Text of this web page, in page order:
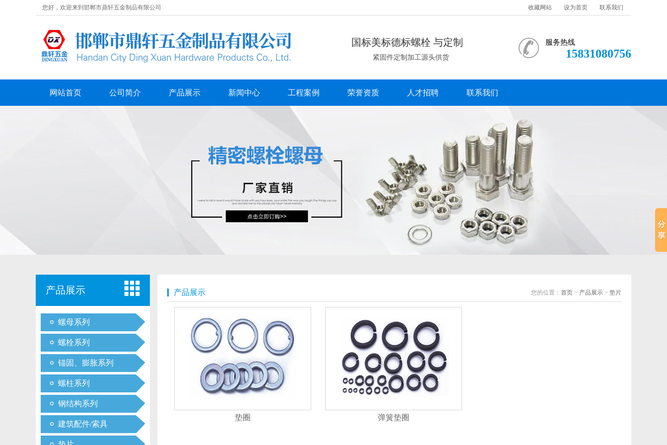
您好，欢迎来到邯郸市鼎轩五金制品有限公司 收藏网站 设为首页 联系我们
国标美标德标螺栓 与定制
紧固件定制加工源头供货
服务热线
15831080756
网站首页 公司简介 产品展示 新闻中心 工程案例 荣誉资质 人才招聘 联系我们
产品展示
螺母系列
螺栓系列
锚固、膨胀系列
螺柱系列
钢结构系列
建筑配件/索具
产品展示 您的位置： 首页 > 产品展示 > 垫片
垫圈 弹簧垫圈